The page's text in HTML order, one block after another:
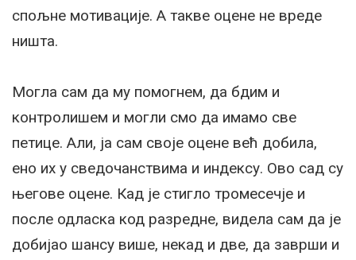
спољне мотивације. А такве оцене не вреде
ништа.
Могла сам да му помогнем, да бдим и
контролишем и могли смо да имамо све
петице. Али, ја сам своје оцене већ добила,
ено их у сведочанствима и индексу. Ово сад су
његове оцене. Кад је стигло тромесечје и
после одласка код разредне, видела сам да је
добијао шансу више, некад и две, да заврши и